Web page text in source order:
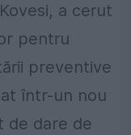
a cerut
pentru
preventive
într-un nou
de dare de